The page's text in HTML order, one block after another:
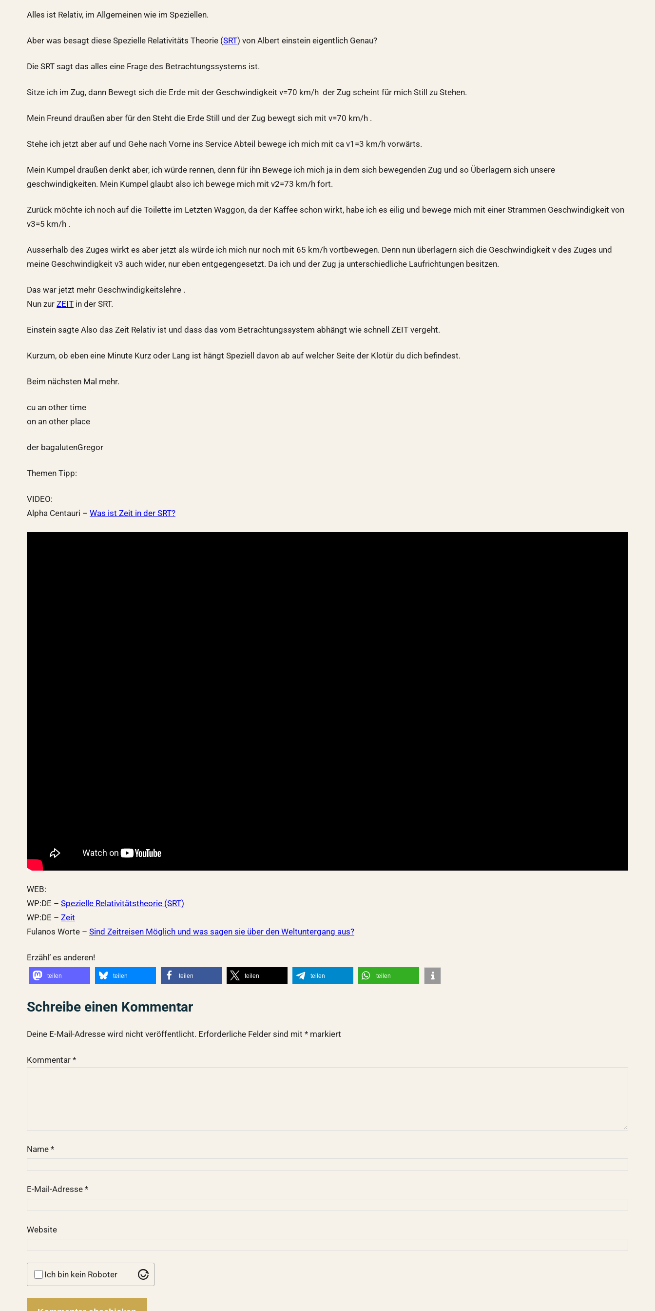
Alles ist Relativ, im Allgemeinen wie im Speziellen.
Aber was besagt diese Spezielle Relativitäts Theorie (SRT) von Albert einstein eigentlich Genau?
Die SRT sagt das alles eine Frage des Betrachtungssystems ist.
Sitze ich im Zug, dann Bewegt sich die Erde mit der Geschwindigkeit v=70 km/h der Zug scheint für mich Still zu Stehen.
Mein Freund draußen aber für den Steht die Erde Still und der Zug bewegt sich mit v=70 km/h .
Stehe ich jetzt aber auf und Gehe nach Vorne ins Service Abteil bewege ich mich mit ca v1=3 km/h vorwärts.
Mein Kumpel draußen denkt aber, ich würde rennen, denn für ihn Bewege ich mich ja in dem sich bewegenden Zug und so Überlagern sich unsere
geschwindigkeiten. Mein Kumpel glaubt also ich bewege mich mit v2=73 km/h fort.
Zurück möchte ich noch auf die Toilette im Letzten Waggon, da der Kaffee schon wirkt, habe ich es eilig und bewege mich mit einer Strammen Geschwindigkeit von
v3=5 km/h .
Ausserhalb des Zuges wirkt es aber jetzt als würde ich mich nur noch mit 65 km/h vortbewegen. Denn nun überlagern sich die Geschwindigkeit v des Zuges und
meine Geschwindigkeit v3 auch wider, nur eben entgegengesetzt. Da ich und der Zug ja unterschiedliche Laufrichtungen besitzen.
Das war jetzt mehr Geschwindigkeitslehre .
Nun zurZEIT in der SRT.
Einstein sagte Also das Zeit Relativ ist und dass das vom Betrachtungssystem abhängt wie schnell ZEIT vergeht.
Kurzum, ob eben eine Minute Kurz oder Lang ist hängt Speziell davon ab auf welcher Seite der Klotür du dich befindest.
Beim nächsten Mal mehr.
cu an other time
on an other place
der bagalutenGregor
Themen Tipp:
VIDEO:
Alpha Centauri –Was ist Zeit in der SRT?
WEB:
WP:DE –Spezielle Relativitätstheorie (SRT)
WP:DE –Zeit
Fulanos Worte –Sind Zeitreisen Möglich und was sagen sie über den Weltuntergang aus?
Erzähl‘ es anderen!
teilen teilen teilen teilen teilen teilen
Schreibe einen Kommentar
Deine E-Mail-Adresse wird nicht veröffentlicht. Erforderliche Felder sind mit* markiert
Kommentar*
Name*
E-Mail-Adresse*
Website
Ich bin kein Roboter